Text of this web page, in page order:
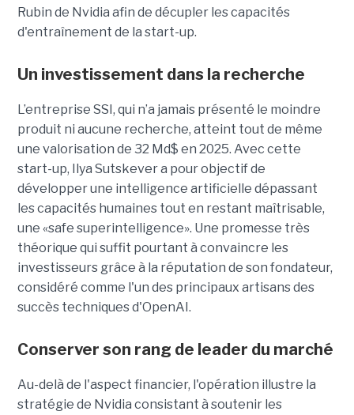
Rubin de Nvidia afin de décupler les capacités
d'entraînement de la start-up.
Un investissement dans la recherche
L’entreprise SSI, qui n’a jamais présenté le moindre
produit ni aucune recherche, atteint tout de même
une valorisation de 32 Md$ en 2025. Avec cette
start-up, Ilya Sutskever a pour objectif de
développer une intelligence artificielle dépassant
les capacités humaines tout en restant maîtrisable,
une «safe superintelligence». Une promesse très
théorique qui suffit pourtant à convaincre les
investisseurs grâce à la réputation de son fondateur,
considéré comme l'un des principaux artisans des
succès techniques d'OpenAI.
Conserver son rang de leader du marché
Au-delà de l'aspect financier, l'opération illustre la
stratégie de Nvidia consistant à soutenir les